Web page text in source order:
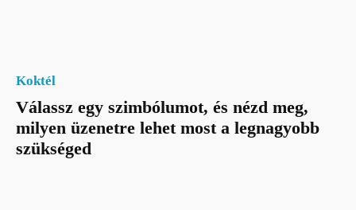
Koktél
Válassz egy szimbólumot, és nézd meg,
milyen üzenetre lehet most a legnagyobb
szükséged